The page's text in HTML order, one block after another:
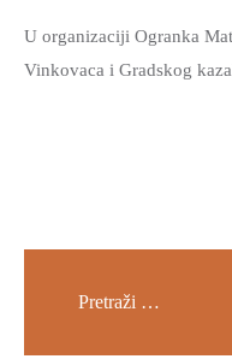
U organizaciji Ogranka
Vinkovaca i Gradskog